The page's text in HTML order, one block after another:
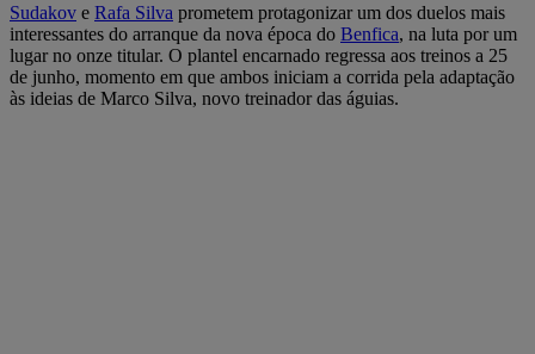
Sudakov e Rafa Silva prometem protagonizar um dos duelos mais
interessantes do arranque da nova época do Benfica, na luta por um
lugar no onze titular. O plantel encarnado regressa aos treinos a 25
de junho, momento em que ambos iniciam a corrida pela adaptação
às ideias de Marco Silva, novo treinador das águias.